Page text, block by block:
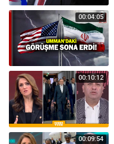
00:04:05
00:10:12
00:09:54